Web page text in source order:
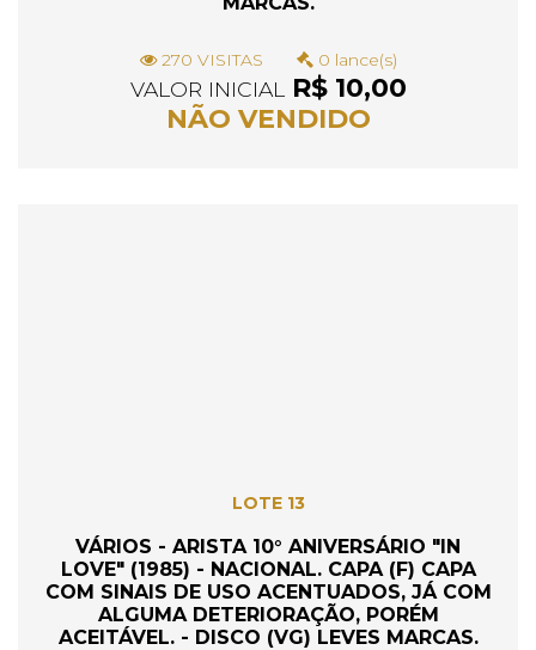
270 VISITAS 0 lance(s)
VALOR INICIAL R$ 10,00
NÃO VENDIDO
LOTE 13
VÁRIOS - ARISTA 10° ANIVERSÁRIO "IN
LOVE" (1985) - NACIONAL. CAPA (F) CAPA
COM SINAIS DE USO ACENTUADOS, JÁ COM
ALGUMA DETERIORAÇÃO, PORÉM
ACEITÁVEL. - DISCO (VG) LEVES MARCAS.